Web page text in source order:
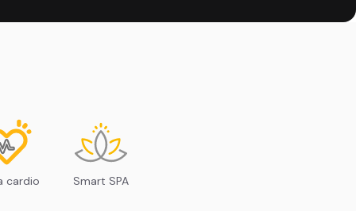
cardio Smart SPA